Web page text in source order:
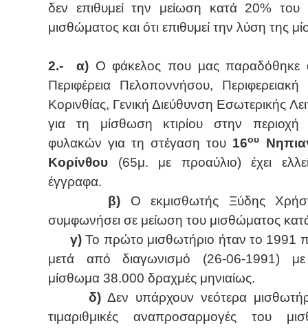
δεν επιθυμεί την μείωση κατά 20% του
μισθώματος και ότι επιθυμεί την λύση της
2.- α) Ο φάκελος που μας παραδόθηκε
Περιφέρεια Πελοποννήσου, Περιφερειακή
Κορινθίας, Γενική Διεύθυνση Εσωτερικής
για τη μίσθωση κτιρίου στην περιοχή
φυλακών για τη στέγαση του 16ου
Κορίνθου (65μ. με προαύλιο) έχει
έγγραφα.
β) Ο εκμισθωτής Ξύδης
συμφωνήσει σε μείωση του μισθώματος
γ)Το πρώτο μισθωτήριο ήταν το 1991
μετά από διαγωνισμό (26-06-1991)
μίσθωμα 38.000 δραχμές μηνιαίως.
δ)Δεν υπάρχουν νεότερα
τιμαριθμικές αναπροσαρμογές του